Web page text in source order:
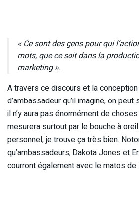
« Ce sont des gens pour qui
mots, que ce soit dans la
marketing ».
A travers ce discours et la
d’ambassadeur qu’il imagine, on
il n’y aura pas énormément de
mesurera surtout par le bouche à
personnel, je trouve ça très bien.
qu’ambassadeurs, Dakota Jones et
courront également avec le matos de